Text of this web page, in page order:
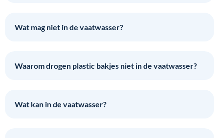
Wat mag niet in de vaatwasser?
Waarom drogen plastic bakjes niet in de vaatwasser?
Wat kan in de vaatwasser?